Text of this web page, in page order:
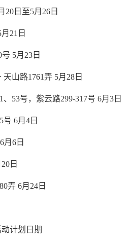
20日至5月26日
21日
5月23日
山路1761弄 5月28日
53号，紫云路299-317号 6月3日
6月4日
月6日
日
弄 6月24日
计划日期